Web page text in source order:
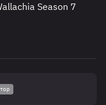
Season 7